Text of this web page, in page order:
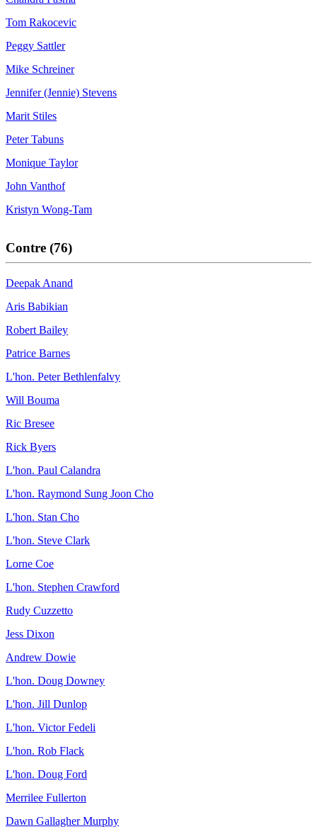
Tom Rakocevic
Peggy Sattler
Mike Schreiner
Jennifer (Jennie) Stevens
Marit Stiles
Peter Tabuns
Monique Taylor
John Vanthof
Kristyn Wong-Tam
Contre (76)
Deepak Anand
Aris Babikian
Robert Bailey
Patrice Barnes
L'hon. Peter Bethlenfalvy
Will Bouma
Ric Bresee
Rick Byers
L'hon. Paul Calandra
L'hon. Raymond Sung Joon Cho
L'hon. Stan Cho
L'hon. Steve Clark
Lorne Coe
L'hon. Stephen Crawford
Rudy Cuzzetto
Jess Dixon
Andrew Dowie
L'hon. Doug Downey
L'hon. Jill Dunlop
L'hon. Victor Fedeli
L'hon. Rob Flack
L'hon. Doug Ford
Merrilee Fullerton
Dawn Gallagher Murphy